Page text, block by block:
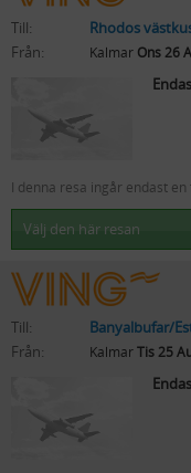
Till: Rhodos
Från:
Kalmar Ons 26
I denna resa ingår endast en
Välj den här resan
Till: Banyalbufar/
Från:
KalmarTis 25